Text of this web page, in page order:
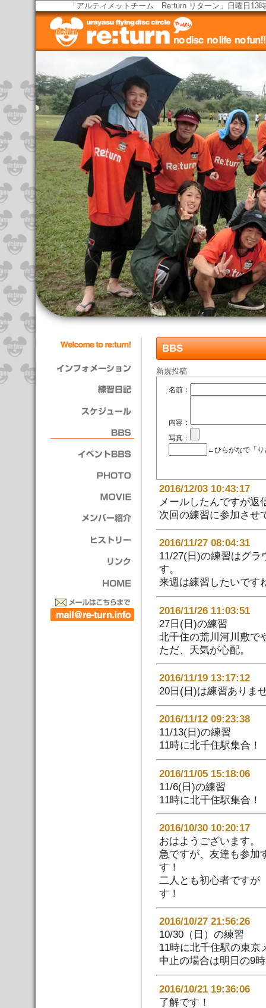
「アルティメットチーム Re:turn リターン」日曜日13
BBS
新規投稿
名前：
内容：
写真：
←ひらがなで「り
2016/12/03 10:43:17
メールしたんですが返
次回の練習に参加させ
2016/11/27 08:04:31
11/27(日)の練習はグ
す。
来週は練習したいです
2016/11/26
27日(日)の練習
北千住の荒川河川敷で
ただ、天気が心配。
2016/11/19
20日(日)は練習ありま
2016/11/12
11/13(日)の練習
11時に北千住駅集合！
2016/11/05
11/6(日)の練習
11時に北千住駅集合！
2016/10/30 10:20:17
おはようございます。
急ですが、友達も参加
す！
二人とも初心者ですが
す！
2016/10/27
10/30（日）の練習
11時に北千住駅の東京
中止の場合は明日の9
2016/10/21 19:36:06
了解です！